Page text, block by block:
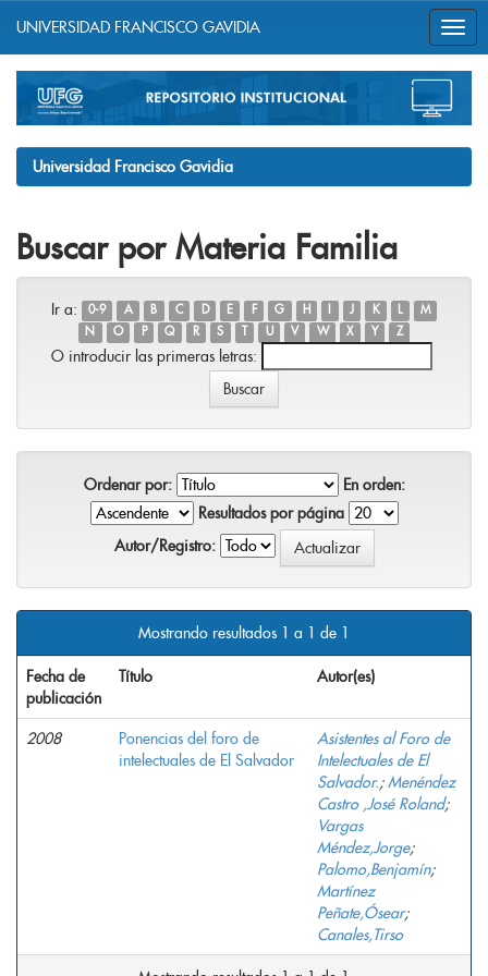
navigation
UNIVERSIDAD FRANCISCO GAVIDIA
Universidad Francisco Gavidia
Buscar por Materia Familia
Ir a: 0-9 A B C D E F G H J K L
M
N
O P Q R S U V W X Y Z
O introducir las primeras letras:
Ordenar por:
En orden:
Resultados por página
Autor/Registro:
Mostrando resultados 1 a 1 de 1
Fecha de
publicación
Título Autor(es)
2008
Ponencias del foro de
intelectuales de El Salvador
Asistentes al Foro de
Intelectuales de El
Salvador.;Menéndez
Castro ,José Roland;
Vargas
Méndez,Jorge;
Palomo,Benjamín;
Martínez
Peñate,Ósear;
Canales,Tirso